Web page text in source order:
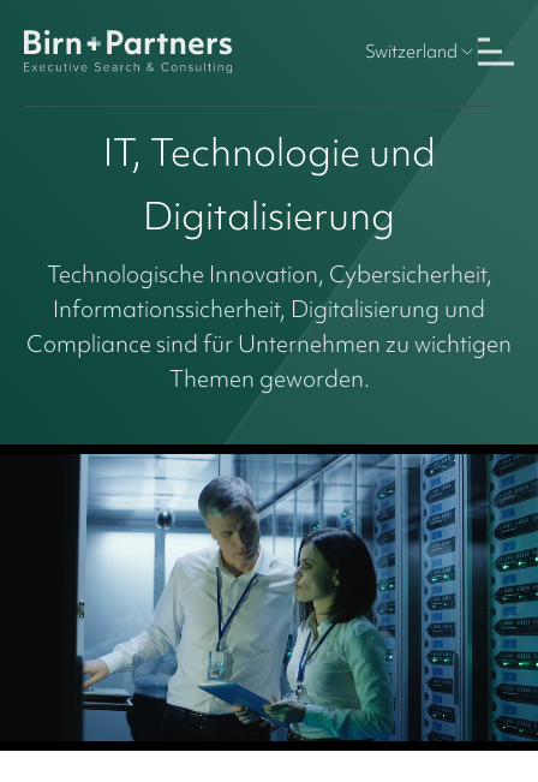
Switzerland
IT, Technologie und
Digitalisierung
Technologische Innovation, Cybersicherheit,
Informationssicherheit, Digitalisierung und
Compliance sind für Unternehmen zu wichtigen
Themen geworden.